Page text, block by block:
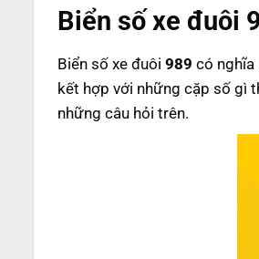
Biển số xe đuôi
Biển số xe đuôi 989 có nghĩa
kết hợp với những cặp số gì
những câu hỏi trên.